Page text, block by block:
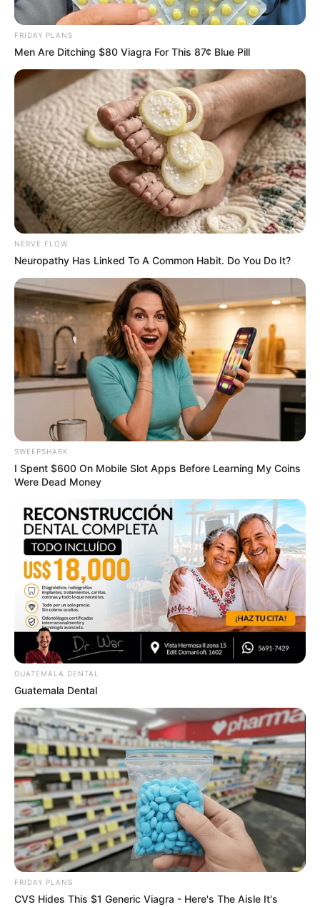
เกิดวันศุกร์
ง่ายๆ เลย แค่รักษาโต๊ะทำงานไม่ให้มีฝุ่นเกาะ ไม่ดูรกรุงรัง
เอาให้เป็นระเบียบ หาของแล้วเจอ แค่นี้ก็เป็นฮวงจุ้ยสำหรับ
สาววันนี้แล้วจ้า
เกิดวันเสาร์
ทำงานเหนื่อยตลอดแบบเธอ แนะนำให้หารูปดอกบัวมาวาง
ไว้หรือติดกำแพง เพราะนั่นคือความสงบที่เธอต้องการ
นั่นเอง
ที่มาจาก :I-see magazine
ความเชื่อ จัดโต๊ะทำงาน ผู้หญิง ฮวงจุ้ย โต๊ะทำงาน
FRIDAY PLANS
Men Are Ditching $80 Viagra For This 87¢ Blue Pill
NERVE FLOW
Neuropathy Has Linked To A Common Habit. Do You Do It?
SWEEPSHARK
I Spent $600 On Mobile Slot Apps Before Learning My Coins
Were Dead Money
GUATEMALA DENTAL
Guatemala Dental
FRIDAY PLANS
CVS Hides This $1 Generic Viagra - Here's The Aisle It's